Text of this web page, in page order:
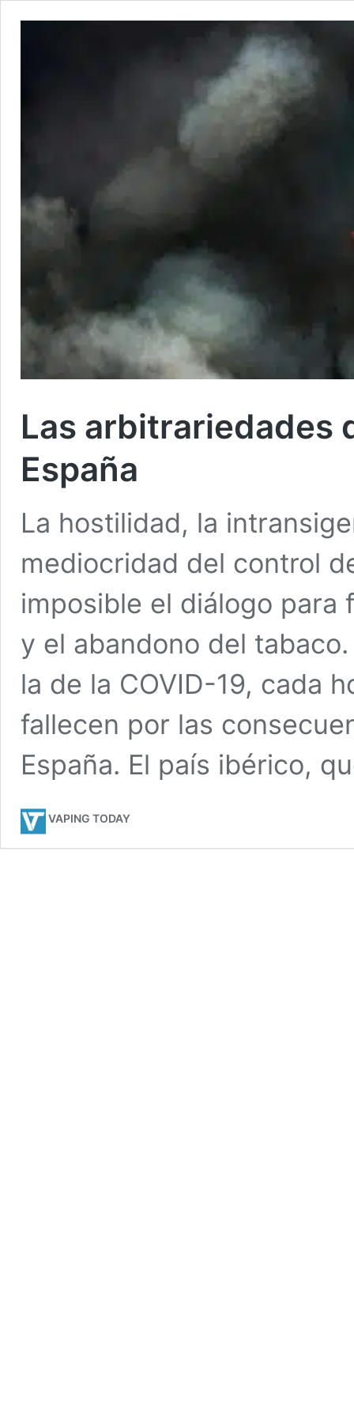
Las arbitrariedades
España
La hostilidad, la
mediocridad del control
imposible el diálogo para
y el abandono del
la de la COVID-19, cada
fallecen por las
España. El país ibérico,
VAPING TODAY